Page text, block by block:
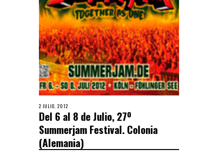
2 JULIO, 2012
Del 6 al 8 de Julio, 27º
Summerjam Festival. Colonia
(Alemania)